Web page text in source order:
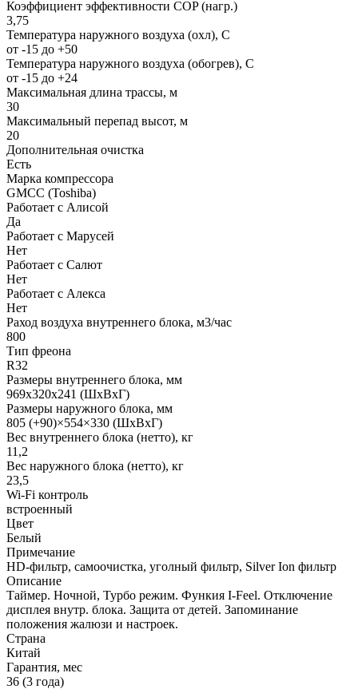
Коэффициент эффективности COP (нагр.)
3,75
Температура наружного воздуха (охл), С
от -15 до +50
Температура наружного воздуха (обогрев), С
от -15 до +24
Максимальная длина трассы, м
30
Максимальный перепад высот, м
20
Дополнительная очистка
Есть
Марка компрессора
GMCC (Toshiba)
Работает с Алисой
Да
Работает с Марусей
Нет
Работает с Салют
Нет
Работает с Алекса
Нет
Раход воздуха внутреннего блока, м3/час
800
Тип фреона
R32
Размеры внутреннего блока, мм
969х320х241 (ШхВхГ)
Размеры наружного блока, мм
805 (+90)×554×330 (ШхВхГ)
Вес внутреннего блока (нетто), кг
11,2
Вес наружного блока (нетто), кг
23,5
Wi-Fi контроль
встроенный
Цвет
Белый
Примечание
HD-фильтр, самоочистка, уголный фильтр, Silver Ion фильтр
Описание
Таймер. Ночной, Турбо режим. Функия I-Feel. Отключение
дисплея внутр. блока. Защита от детей. Запоминание
положения жалюзи и настроек.
Страна
Китай
Гарантия, мес
36 (3 года)